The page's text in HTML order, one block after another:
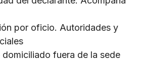
por oficio. Autoridades y
fuera de la sede